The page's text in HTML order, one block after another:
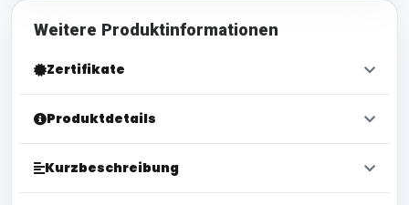
Weitere Produktinformationen
Zertifikate
Produktdetails
Kurzbeschreibung